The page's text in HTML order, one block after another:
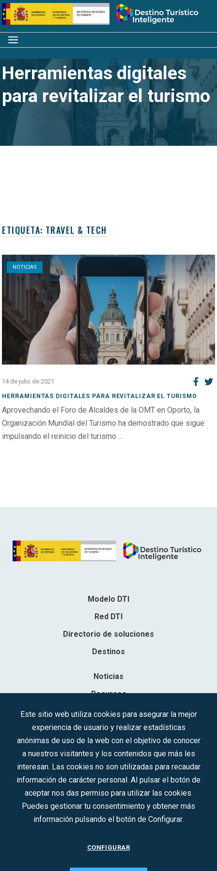
Saltar
al
contenido
Inicio
Menú
Herramientas digitales
para revitalizar el turismo
ETIQUETA: TRAVEL & TECH
NOTICIAS
Open post
14 de julio de 2021
HERRAMIENTAS DIGITALES PARA REVITALIZAR EL TURISMO
Aprovechando el Foro de Alcaldes de la OMT en Oporto, la
Organización Mundial del Turismo ha demostrado que sigue
impulsando el reinicio del turismo ...
Modelo DTI
Red DTI
Directorio de soluciones
Destinos
Noticias
Recursos
Contacto
Sociedad Mercantil Estatal para la Gestión de la Innovación y las
Síguenos en redes sociales:
CONTACTO
Este sitio web utiliza cookies para asegurar la mejor
experiencia de usuario y realizar estadísticas
anónimas de uso de la web con el objetivo de conocer
a nuestros visitantes y los contenidos que más les
interesan. Las cookies no son utilizadas para recaudar
información de carácter personal. Al pulsar el botón de
aceptar nos das permiso para utilizar las cookies.
Puedes gestionar tu consentimiento y obtener más
información pulsando el botón de Configurar.
CONFIGURAR